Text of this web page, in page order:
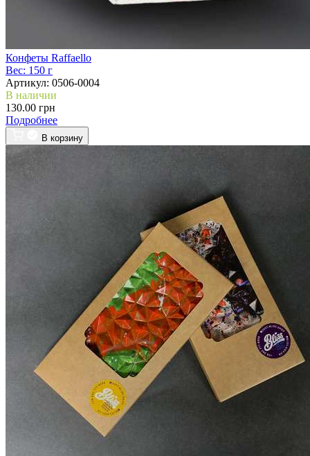
Конфеты Raffaello
Вес: 150 г
Артикул: 0506-0004
В наличии
130.00 грн
Подробнее
В корзину